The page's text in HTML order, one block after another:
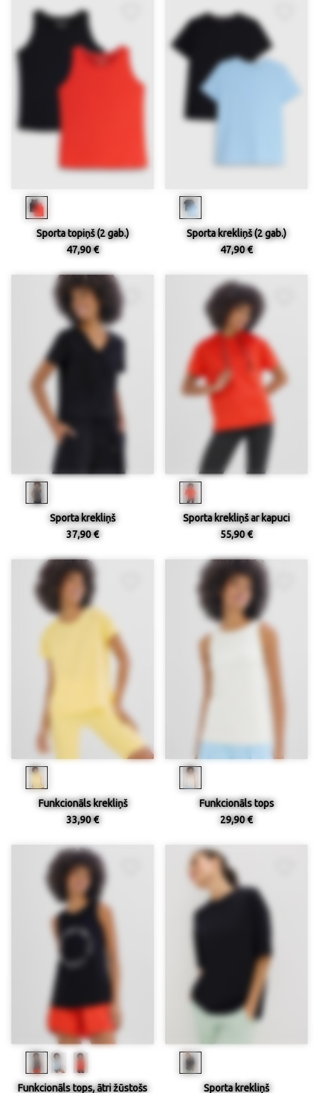
Sporta topiņš (2 gab.)
47,90 €
Sporta krekliņš (2 gab.)
47,90 €
Sporta krekliņš
37,90 €
Sporta krekliņš ar kapuci
55,90 €
Funkcionāls krekliņš
33,90 €
Funkcionāls tops
29,90 €
Funkcionāls tops, ātri žūstošs Sporta krekliņš